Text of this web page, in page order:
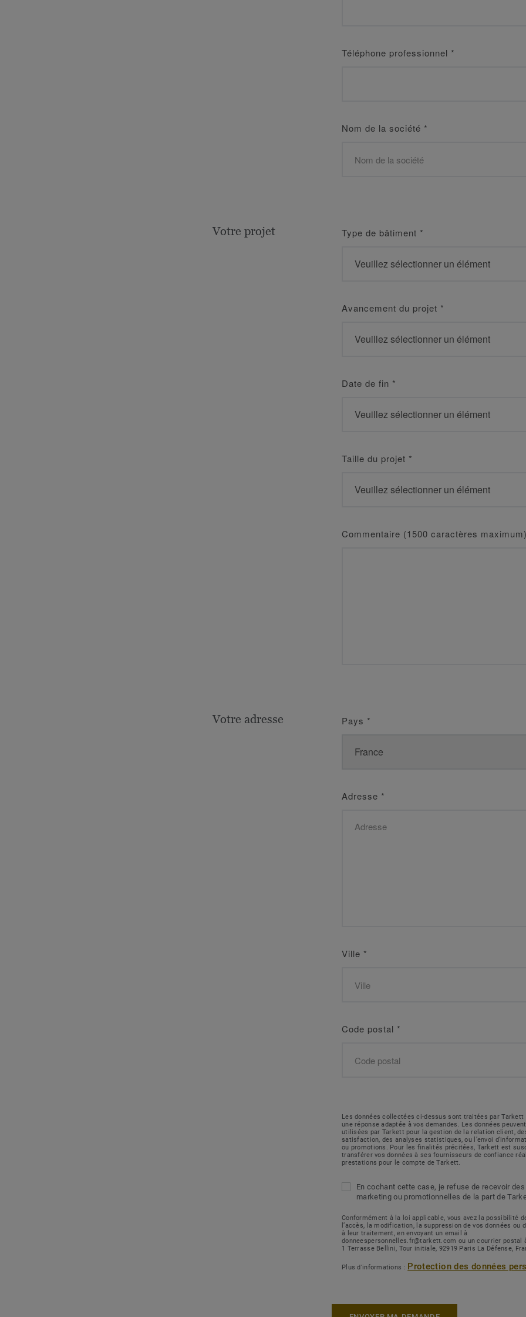
Téléphone professionnel *
Nom de la société *
Votre projet Type de bâtiment *
Avancement du projet *
Date de fin *
Taille du projet *
Commentaire (1500 caractères
Votre adresse Pays *
Adresse *
Ville *
Code postal *
Les données collectées ci-dessus sont traitées par
une réponse adaptée à vos demandes. Les données
utilisées par Tarkett pour la gestion de la relation client,
satisfaction, des analyses statistiques, ou l’envoi
ou promotions. Pour les finalités précitées, Tarkett est
transférer vos données à ses fournisseurs de confiance
prestations pour le compte de Tarkett.
En cochant cette case, je refuse de recevoir
marketing ou promotionnelles de la part de
Conformément à la loi applicable, vous avez la possibilité
l’accès, la modification, la suppression de vos données ou
à leur traitement, en envoyant un email à
donneespersonnelles.fr@tarkett.com ou un courrier postal
1 Terrasse Bellini, Tour initiale, 92919 Paris La Défense,
Plus d'informations : Protection des données